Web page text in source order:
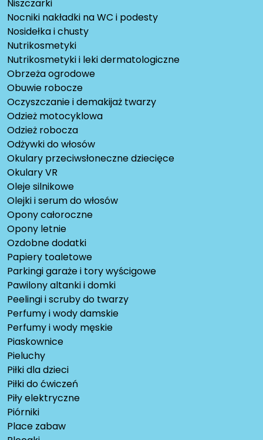
Niszczarki
Nocniki nakładki na WC i podesty
Nosidełka i chusty
Nutrikosmetyki
Nutrikosmetyki i leki dermatologiczne
Obrzeża ogrodowe
Obuwie robocze
Oczyszczanie i demakijaż twarzy
Odzież motocyklowa
Odzież robocza
Odżywki do włosów
Okulary przeciwsłoneczne dziecięce
Okulary VR
Oleje silnikowe
Olejki i serum do włosów
Opony całoroczne
Opony letnie
Ozdobne dodatki
Papiery toaletowe
Parkingi garaże i tory wyścigowe
Pawilony altanki i domki
Peelingi i scruby do twarzy
Perfumy i wody damskie
Perfumy i wody męskie
Piaskownice
Pieluchy
Piłki dla dzieci
Piłki do ćwiczeń
Piły elektryczne
Piórniki
Place zabaw